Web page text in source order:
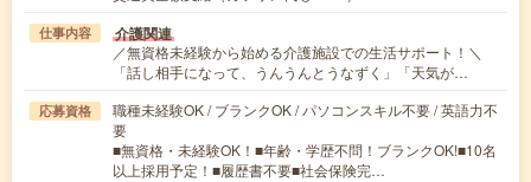
仕事内容 介護関連
／無資格未経験から始める介護施設での生活サポート！＼
「話し相手になって、うんうんとうなずく」「天気が…
応募資格
職種未経験OK / ブランクOK / パソコンスキル不要 / 英語力不
要
■無資格・未経験OK！■年齢・学歴不問！ブランクOK!■10名
以上採用予定！■履歴書不要■社会保険完…